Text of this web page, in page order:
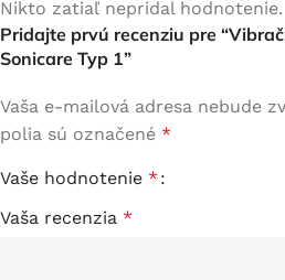
Nikto zatiaľ nepridal hodnotenie.
Pridajte prvú recenziu pre
Sonicare Typ 1”
Vaša e-mailová adresa nebude
polia sú označené *
Vaše hodnotenie *
Vaša recenzia *